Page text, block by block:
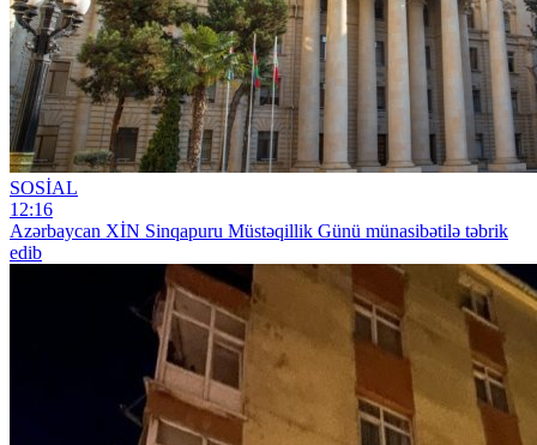
SOSİAL
12:16
Azərbaycan XİN Sinqapuru Müstəqillik Günü münasibətilə təbrik
edib